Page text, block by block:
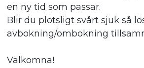
en ny tid som passar.
Blir du plötsligt svårt sjuk så
avbokning/ombokning
Välkomna!